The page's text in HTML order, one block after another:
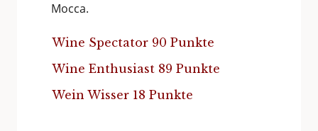
Mocca.
Wine Spectator 90 Punkte
Wine Enthusiast 89 Punkte
Wein Wisser 18 Punkte